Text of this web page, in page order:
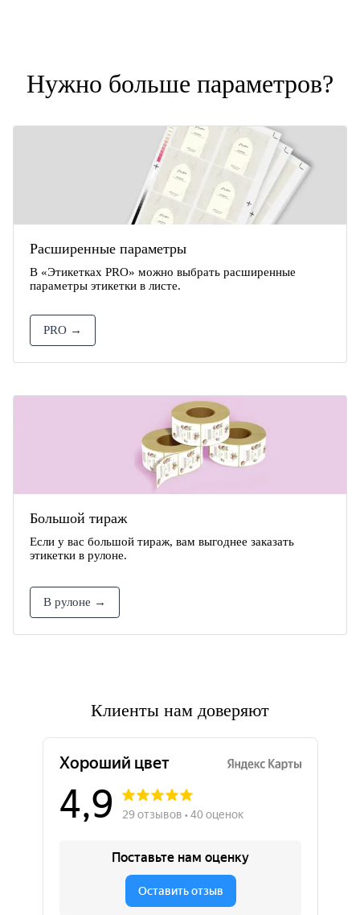
Нужно больше параметров?
Расширенные параметры
В «Этикетках PRO» можно выбрать расширенные
параметры этикетки в листе.
PRO →
Большой тираж
Если у вас большой тираж, вам выгоднее заказать
этикетки в рулоне.
В рулоне →
Клиенты нам доверяют